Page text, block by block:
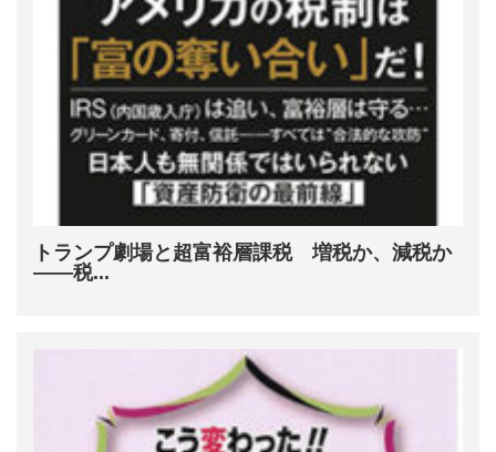
トランプ劇場と超富裕層課税 増税か、減税か
――税...